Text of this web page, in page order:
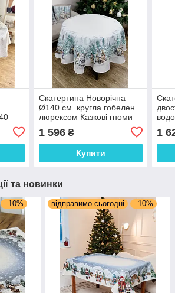
Скатертина Новорічна
Ø140 см. кругла гобелен
люрексом Казкові гноми
1 596₴
Купити
1
та новинки
–10% відправимо сьогодні –10%